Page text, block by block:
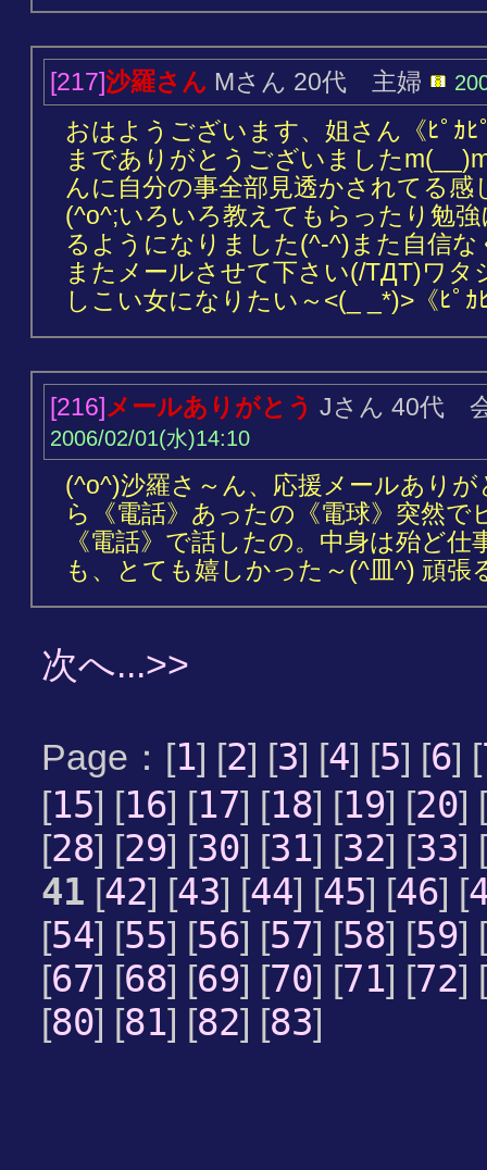
[217]沙羅さん Mさん 20代 主婦
おはようございます、姐さん《ﾋﾟｶ
までありがとうございました
んに自分の事全部見透かされてる
(^o^;いろいろ教えてもらったり勉
るようになりました(^-^)また自信
またメールさせて下さい(/TДT)ワ
しこい女になりたい～<(_ _*)>《ﾋﾟｶ
[216]メールありがとう Jさん 40代
2006/02/01(水)14:10
(^o^)沙羅さ～ん、応援メールあり
ら《電話》あったの《電球》突然
《電話》で話したの。中身は殆ど
も、とても嬉しかった～(^皿^) 頑張
次へ...>>
Page：[1] [2] [3] [4] [5] [6] [
[15] [16] [17] [18] [19] [20] [
[28] [29] [30] [31] [32] [33] [
41 [42] [43] [44] [45] [46] [
[54] [55] [56] [57] [58] [59] [
[67] [68] [69] [70] [71] [72] [
[80] [81] [82] [83]